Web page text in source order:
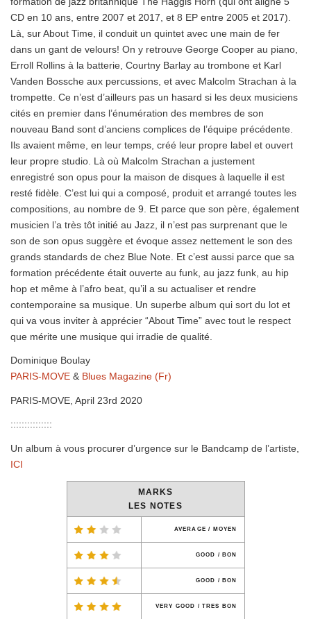
CD en 10 ans, entre 2007 et 2017, et 8 EP entre 2005 et 2017).
Là, sur About Time, il conduit un quintet avec une main de fer
dans un gant de velours! On y retrouve George Cooper au piano,
Erroll Rollins à la batterie, Courtny Barlay au trombone et Karl
Vanden Bossche aux percussions, et avec Malcolm Strachan à la
trompette. Ce n’est d’ailleurs pas un hasard si les deux musiciens
cités en premier dans l’énumération des membres de son
nouveau Band sont d’anciens complices de l’équipe précédente.
Ils avaient même, en leur temps, créé leur propre label et ouvert
leur propre studio. Là où Malcolm Strachan a justement
enregistré son opus pour la maison de disques à laquelle il est
resté fidèle. C’est lui qui a composé, produit et arrangé toutes les
compositions, au nombre de 9. Et parce que son père, également
musicien l’a très tôt initié au Jazz, il n’est pas surprenant que le
son de son opus suggère et évoque assez nettement le son des
grands standards de chez Blue Note. Et c’est aussi parce que sa
formation précédente était ouverte au funk, au jazz funk, au hip
hop et même à l’afro beat, qu’il a su actualiser et rendre
contemporaine sa musique. Un superbe album qui sort du lot et
qui va vous inviter à apprécier “About Time” avec tout le respect
que mérite une musique qui irradie de qualité.
Dominique Boulay
PARIS-MOVE & Blues Magazine (Fr)
PARIS-MOVE, April 23rd 2020
:::::::::::::::
Un album à vous procurer d’urgence sur le Bandcamp de l’artiste,
ICI
MARKS
LES NOTES
AVERAGE / MOYEN
GOOD / BON
GOOD / BON
VERY GOOD / TRES BON